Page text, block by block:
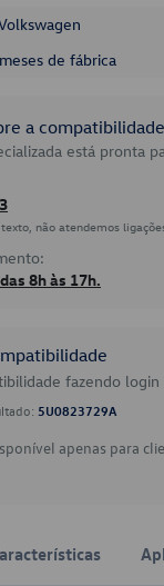
de fábrica
a
está pronta
não atendemos
8h às 17h.
fazendo login
5U0823729A
apenas para